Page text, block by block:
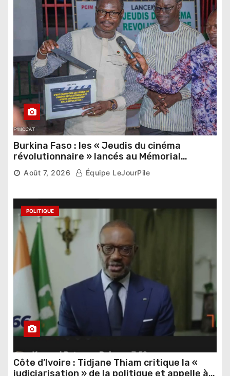
Burkina Faso : les « Jeudis du cinéma
révolutionnaire » lancés au Mémorial
Thomas Sankara
Août 7, 2026 Équipe LeJourPile
POLITIQUE
Côte d’Ivoire : Tidjane Thiam critique la «
judiciarisation » de la politique et appelle à